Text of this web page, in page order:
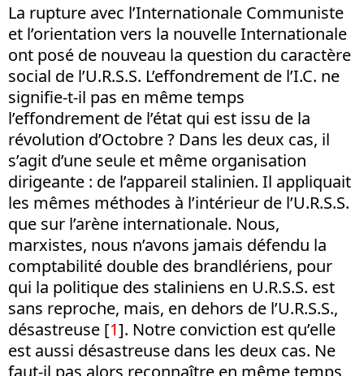
La rupture avec l’Internationale Communiste
et l’orientation vers la nouvelle Internationale
ont posé de nouveau la question du caractère
social de l’U.R.S.S. L’effondrement de l’I.C. ne
signifie-t-il pas en même temps
l’effondrement de l’état qui est issu de la
révolution d’Octobre ? Dans les deux cas, il
s’agit d’une seule et même organisation
dirigeante : de l’appareil stalinien. Il appliquait
les mêmes méthodes à l’intérieur de l’U.R.S.S.
que sur l’arène internationale. Nous,
marxistes, nous n’avons jamais défendu la
comptabilité double des brandlériens, pour
qui la politique des staliniens en U.R.S.S. est
sans reproche, mais, en dehors de l’U.R.S.S.,
désastreuse [1]. Notre conviction est qu’elle
est aussi désastreuse dans les deux cas. Ne
faut-il pas alors reconnaître en même temps